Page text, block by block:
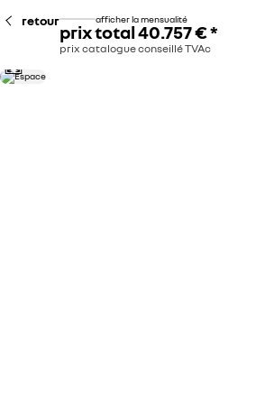
retour afficher la mensualité
prix total40.757 €*
prix catalogue conseillé TVAc